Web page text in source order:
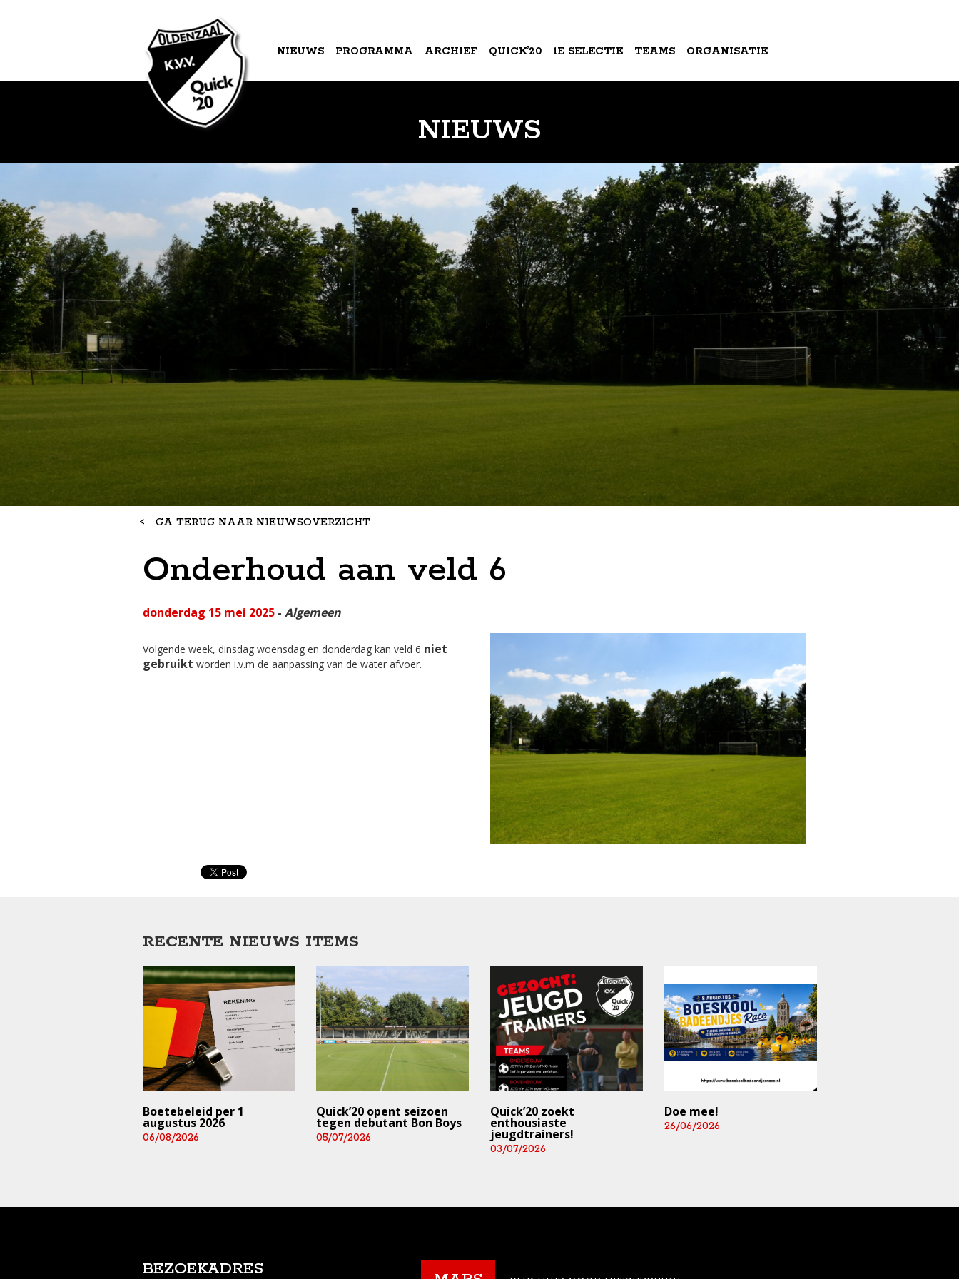
NIEUWS PROGRAMMA ARCHIEF QUICK’20 1E SELECTIE TEAMS ORGANISATIE
NIEUWS
< GA TERUG NAAR NIEUWSOVERZICHT
Onderhoud aan veld 6
donderdag 15 mei 2025- Algemeen
Volgende week, dinsdag woensdag en donderdag kan veld 6 niet
gebruikt worden i.v.m de aanpassing van de water afvoer.
RECENTE NIEUWS ITEMS
Boetebeleid per 1
augustus 2026
06/08/2026
Quick’20 opent seizoen
tegen debutant Bon Boys
05/07/2026
Quick’20 zoekt
enthousiaste
jeugdtrainers!
03/07/2026
Doe mee!
26/06/2026
BEZOEKADRES